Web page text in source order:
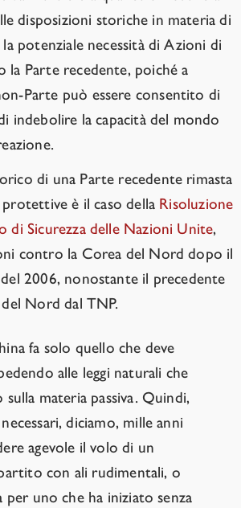
disposizioni storiche in materia di
potenziale necessità di Azioni di
la Parte recedente, poiché a
Parte può essere consentito di
indebolire la capacità del mondo
di una Parte recedente rimasta
è il caso della Risoluzione
di Sicurezza delle Nazioni Unite,
contro la Corea del Nord dopo il
2006, nonostante il precedente
Nord dal TNP.
fa solo quello che deve
alle leggi naturali che
sulla materia passiva. Quindi,
diciamo, mille anni
agevole il volo di un
con ali rudimentali, o
per uno che ha iniziato senza